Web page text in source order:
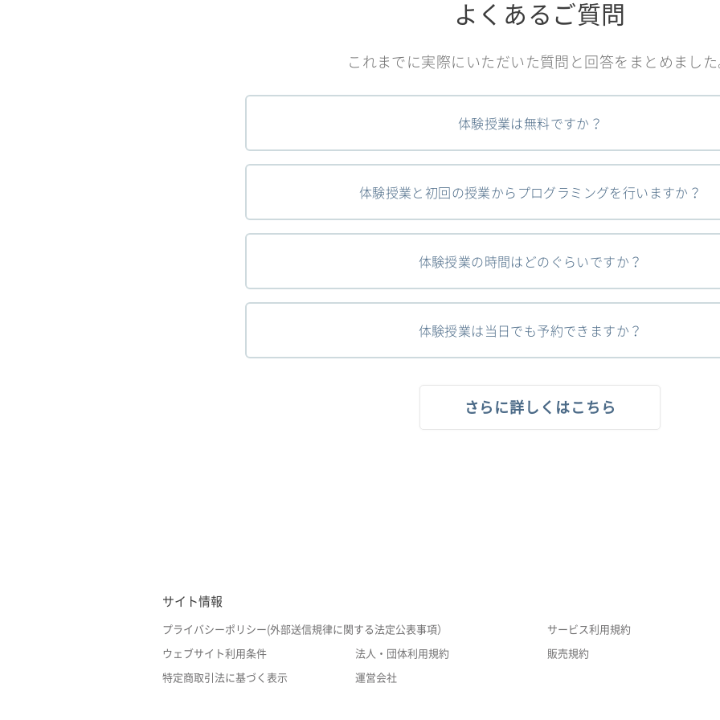
よくあるご質問
これまでに実際にいただいた質問と回答をまとめまし
体験授業は無料ですか？
体験授業と初回の授業からプログラミングを行いますか？
体験授業の時間はどのぐらいですか？
体験授業は当日でも予約できますか？
さらに詳しくはこちら
サイト情報
プライバシーポリシー(外部送信規律に関する法定公表事項） サービス利用規約
ウェブサイト利用条件 法人・団体利用規約 販売規約
特定商取引法に基づく表示 運営会社